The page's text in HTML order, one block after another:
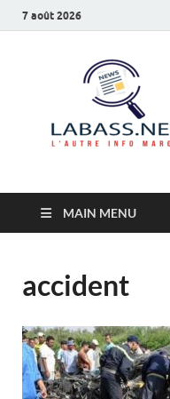
7 août 2026
MAIN MENU
accident